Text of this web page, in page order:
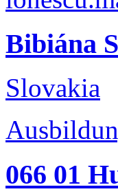
Bibiána
Slovakia
066 01